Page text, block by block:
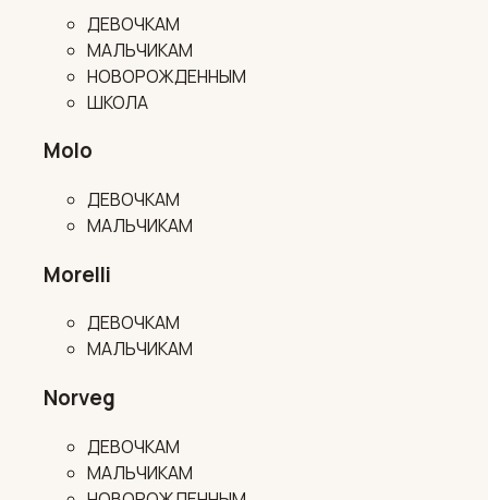
ДЕВОЧКАМ
МАЛЬЧИКАМ
НОВОРОЖДЕННЫМ
ШКОЛА
Molo
ДЕВОЧКАМ
МАЛЬЧИКАМ
Morelli
ДЕВОЧКАМ
МАЛЬЧИКАМ
Norveg
ДЕВОЧКАМ
МАЛЬЧИКАМ